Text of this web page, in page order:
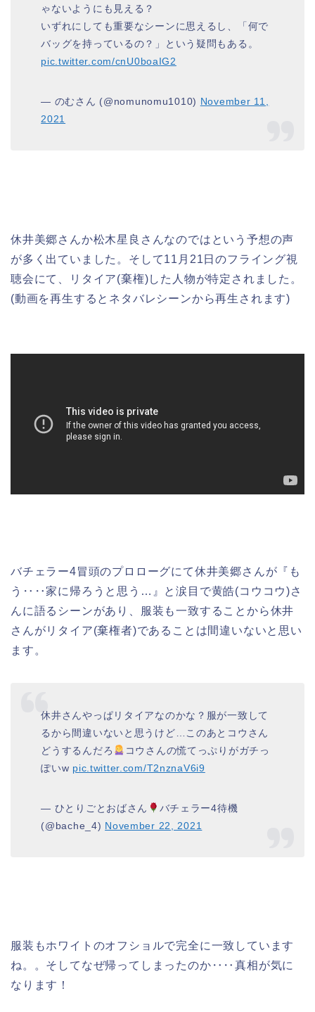
ゃないようにも見える？
いずれにしても重要なシーンに思えるし、「何で
バッグを持っているの？」という疑問もある。
pic.twitter.com/cnU0boaIG2
— のむさん (@nomunomu1010) November 11,
2021
休井美郷さんか松木星良さんなのではという予想の声
が多く出ていました。そして11月21日のフライング視
聴会にて、リタイア(棄権)した人物が特定されました。
(動画を再生するとネタバレシーンから再生されます)
バチェラー4冒頭のプロローグにて休井美郷さんが『も
う‥‥家に帰ろうと思う…』と涙目で黄皓(コウコウ)さ
んに語るシーンがあり、服装も一致することから休井
さんがリタイア(棄権者)であることは間違いないと思い
ます。
休井さんやっぱリタイアなのかな？服が一致して
るから間違いないと思うけど…このあとコウさん
どうするんだろ
コウさんの慌てっぷりがガチっ
ぽいw pic.twitter.com/T2nznaV6i9
— ひとりごとおばさん
バチェラー4待機
(@bache_4) November 22, 2021
服装もホワイトのオフショルで完全に一致しています
ね。。そしてなぜ帰ってしまったのか‥‥真相が気に
なります！